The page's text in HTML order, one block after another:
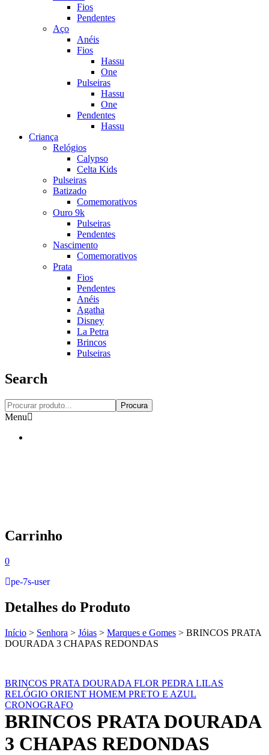
Fios
Pendentes
Aço
Anéis
Fios
Hassu
One
Pulseiras
Hassu
One
Pendentes
Hassu
Criança
Relógios
Calypso
Celta Kids
Pulseiras
Batizado
Comemorativos
Ouro 9k
Pulseiras
Pendentes
Nascimento
Comemorativos
Prata
Fios
Pendentes
Anéis
Agatha
Disney
La Petra
Brincos
Pulseiras
Search
Procura
Menu
Carrinho
0
pe-7s-user
Detalhes do Produto
Início > Senhora > Jóias > Marques e Gomes > BRINCOS PRATA
DOURADA 3 CHAPAS REDONDAS
BRINCOS PRATA DOURADA FLOR PEDRA LILAS
RELÓGIO ORIENT HOMEM PRETO E AZUL
CRONOGRAFO
BRINCOS PRATA DOURADA
3 CHAPAS REDONDAS